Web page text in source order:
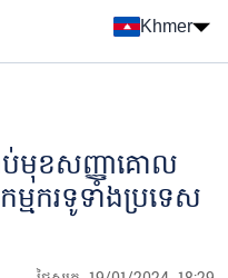
Khmer
ប់មុខ​សញ្ញាគោល
មករទូទាំងប្រទេស